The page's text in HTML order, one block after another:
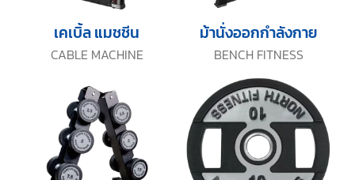
CABLE MACHINE
เคเบิ้ล แมชชีน
BENCH FITNESS
ม้านั่งออกกำลังกาย